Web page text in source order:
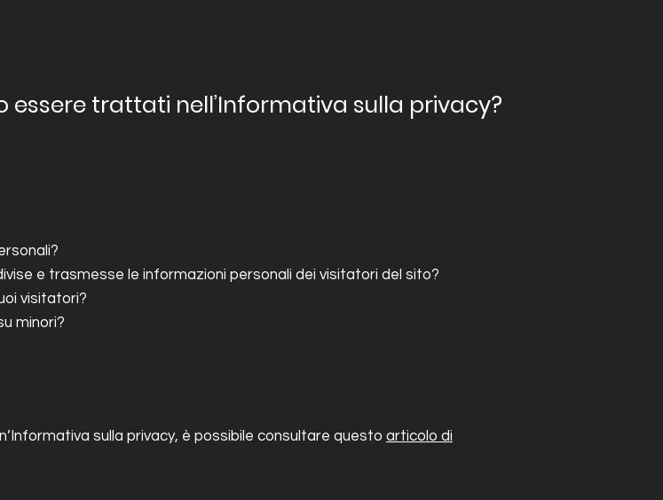
essere trattati nell’Informativa sulla privacy?
e trasmesse le informazioni personali dei visitatori del sito?
visitatori?
minori?
sulla privacy, è possibile consultare questo articolo di